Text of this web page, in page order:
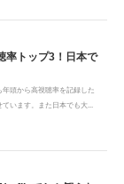
率トップ3！日本で
頭から高視聴率を記録した
います。また日本でも大...